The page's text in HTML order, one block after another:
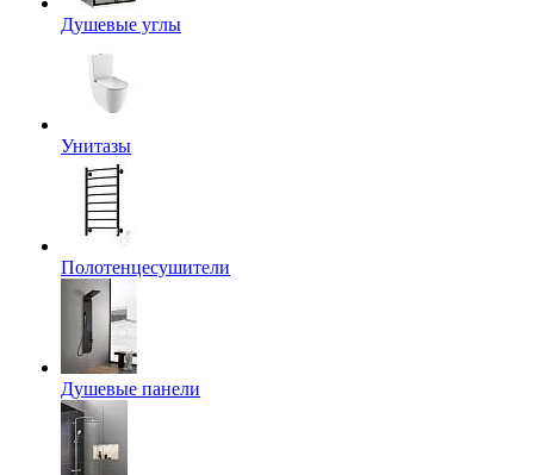
Душевые углы
Унитазы
Полотенцесушители
Душевые панели